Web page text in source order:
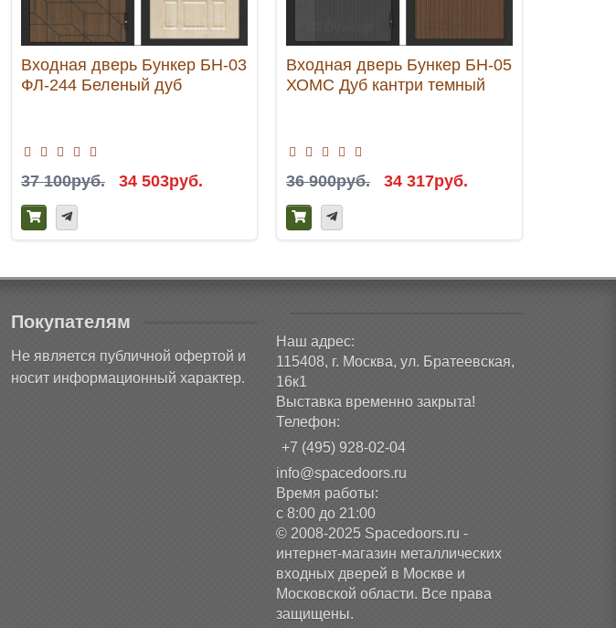
Входная дверь Бункер БН-03
ФЛ-244 Беленый дуб
37 100руб. 34 503руб.
Входная дверь Бункер БН-05
ХОМС Дуб кантри темный
36 900руб. 34 317руб.
Покупателям
Не является публичной офертой и
носит информационный характер.
Наш адрес:
115408, г. Москва, ул. Братеевская,
16к1
Выставка временно закрыта!
Телефон:
+7 (495) 928-02-04
info@spacedoors.ru
Время работы:
с 8:00 до 21:00
© 2008-2025 Spacedoors.ru -
интернет-магазин металлических
входных дверей в Москве и
Московской области. Все права
защищены.